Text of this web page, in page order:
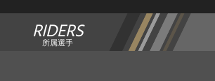
RIDERS
所属選手